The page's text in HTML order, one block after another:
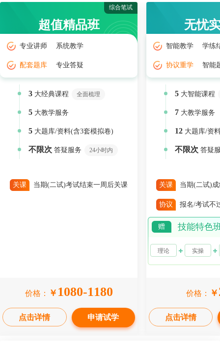
综合笔试
超值精品班
专业讲师 系统教学
配套题库 专业答疑
3 大经典课程 全面梳理
5 大教学服务
5 大题库/资料(含3套模拟卷)
不限次 答疑服务 24小时内
关课 当期(二试)考试结束一周后关课
价格： ￥ 1080-1180
点击详情 申请试学
无忧
智能教学 学练
协议重学 智能
5大智能课程
7大教学服务
12大题库/资
不限次 答疑
关课 当期(二试)
协议 报名/考试不
赠 技能特色
理论 实操
价格： ￥
点击详情